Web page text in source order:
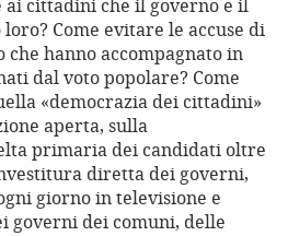
cittadini che il governo e il
Come evitare le accuse di
hanno accompagnato in
dal voto popolare? Come
«democrazia dei cittadini»
aperta, sulla
primaria dei candidati oltre
diretta dei governi,
giorno in televisione e
governi dei comuni, delle